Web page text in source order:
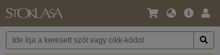
Nyelv
Pénznem
Fő